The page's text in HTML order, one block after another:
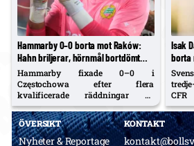
Hammarby 0–0 borta mot Raków:
Hahn briljerar, hörnmål bortdömt
och Rydström hyllas inför returen
Hammarby fixade 0–0 i
Częstochowa efter flera
kvalificerade räddningar av
Warner Hahn och ett bortdömt
Raków-mål på hörna. Henrik
Rydström möblerade om med en
defensiv 5–2–3 och Nahir Besara
Isak
borta
CFR
vid
ÖVERSIKT
Nyheter & Reportage
KONTAKT